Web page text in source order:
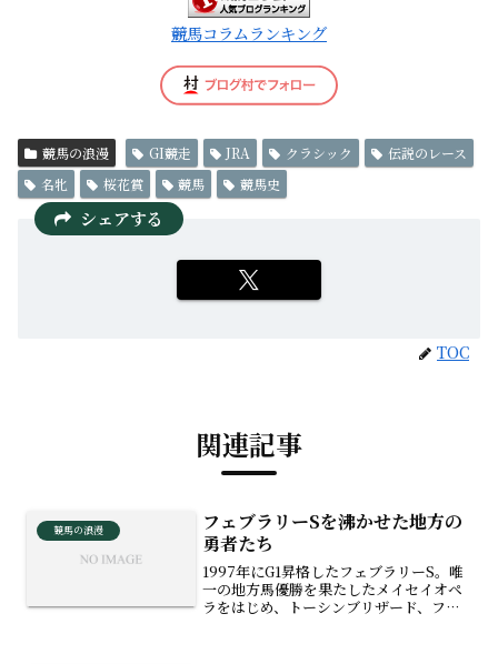
競馬コラムランキング
競馬の浪漫 GI競走 JRA クラシック
伝説のレース
名牝
桜花賞 競馬 競馬史
シェアする
TOC
関連記事
競馬の浪漫
フェブラリーSを沸かせた地方の
勇者たち
1997年にG1昇格したフェブラリーS。唯
一の地方馬優勝を果たしたメイセイオペ
ラをはじめ、トーシンブリザード、フリ